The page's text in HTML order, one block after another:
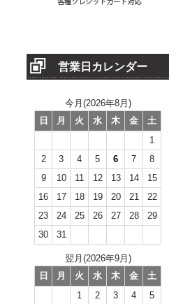
営業日カレンダー
今月(2026年8月)
日
月 火 水 木 金
土
1
2
3 4 5 6 7
8
9
10 11 12 13 14
15
16
17 18 19 20 21
22
23
24 25 26 27 28
29
30
31
翌月(2026年9月)
日
月 火 水 木 金
土
1
2 3 4
5